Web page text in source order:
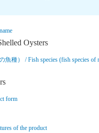
Oysters
種） / Fish species (fish species of
form
of the product